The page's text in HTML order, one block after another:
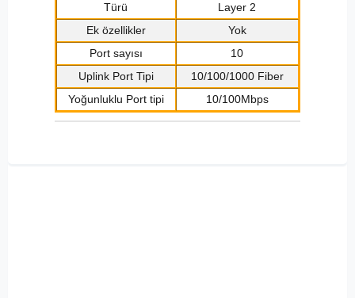
Türü
Layer 2
Ek özellikler
Yok
Port sayısı
10
Uplink Port Tipi
10/100/1000 Fiber
Yoğunluklu Port tipi
10/100Mbps